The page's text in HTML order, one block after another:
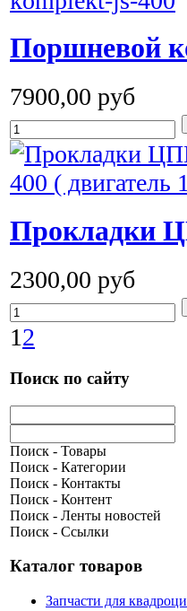
Поршневой
7900,00 руб
Прокладки
2300,00 руб
12
Поиск по сайту
Поиск - Товары
Поиск - Категории
Поиск - Контакты
Поиск - Контент
Поиск - Ленты новостей
Поиск - Ссылки
Каталог товаров
Запчасти для